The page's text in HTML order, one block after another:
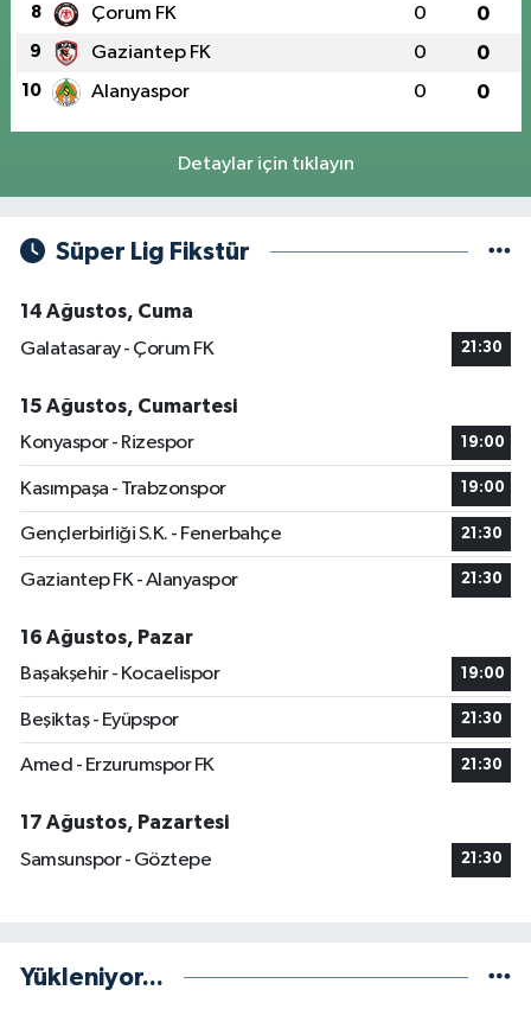
8 Çorum FK 0 0
9 Gaziantep FK 0 0
10 Alanyaspor 0 0
Detaylar için tıklayın
Süper Lig Fikstür
14 Ağustos, Cuma
Galatasaray - Çorum FK
21:30
15 Ağustos, Cumartesi
Konyaspor - Rizespor
19:00
Kasımpaşa - Trabzonspor 19:00
Gençlerbirliği S.K. - Fenerbahçe 21:30
Gaziantep FK - Alanyaspor 21:30
16 Ağustos, Pazar
Başakşehir - Kocaelispor
19:00
Beşiktaş - Eyüpspor 21:30
Amed - Erzurumspor FK 21:30
17 Ağustos, Pazartesi
Samsunspor - Göztepe
21:30
Yükleniyor...